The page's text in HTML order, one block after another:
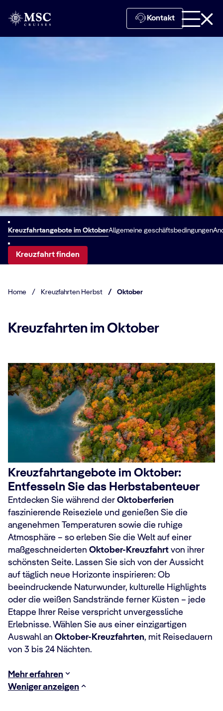
Kontakt
Kreuzfahrtangebote im OktoberAllgemeine geschäftsbedingungen
Kreuzfahrt finden
Home / Kreuzfahrten Herbst / Oktober
Kreuzfahrten im Oktober
Kreuzfahrtangebote im Oktober:
Entfesseln Sie das Herbstabenteuer
Entdecken Sie während der Oktoberferien
faszinierende Reiseziele und genießen Sie die
angenehmen Temperaturen sowie die ruhige
Atmosphäre – so erleben Sie die Welt auf einer
maßgeschneiderten Oktober-Kreuzfahrt von ihrer
schönsten Seite. Lassen Sie sich von der Aussicht
auf täglich neue Horizonte inspirieren: Ob
beeindruckende Naturwunder, kulturelle Highlights
oder die weißen Sandstrände ferner Küsten – jede
Etappe Ihrer Reise verspricht unvergessliche
Erlebnisse. Wählen Sie aus einer einzigartigen
Auswahl an Oktober-Kreuzfahrten, mit Reisedauern
von 3 bis 24 Nächten.
Mehr erfahren
Weniger anzeigen